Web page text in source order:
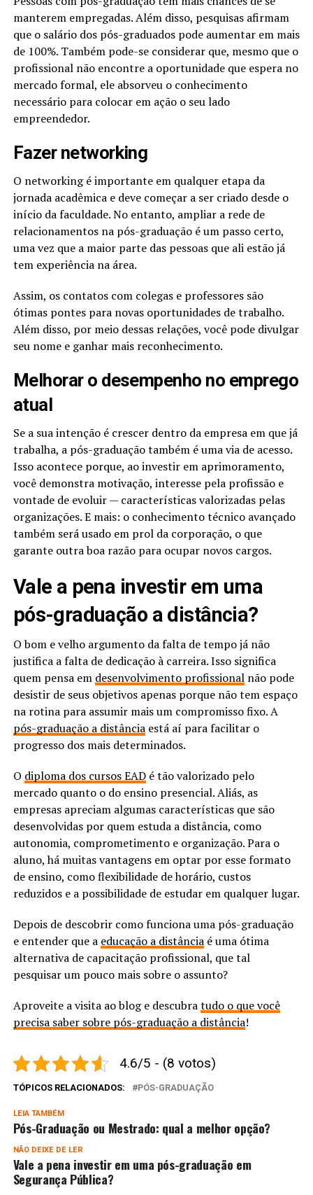
manterem empregadas. Além disso, pesquisas afirmam
que o salário dos pós-graduados pode aumentar em mais
de 100%. Também pode-se considerar que, mesmo que o
profissional não encontre a oportunidade que espera no
mercado formal, ele absorveu o conhecimento
necessário para colocar em ação o seu lado
empreendedor.
Fazer networking
O networking é importante em qualquer etapa da
jornada acadêmica e deve começar a ser criado desde o
início da faculdade. No entanto, ampliar a rede de
relacionamentos na pós-graduação é um passo certo,
uma vez que a maior parte das pessoas que ali estão já
tem experiência na área.
Assim, os contatos com colegas e professores são
ótimas pontes para novas oportunidades de trabalho.
Além disso, por meio dessas relações, você pode divulgar
seu nome e ganhar mais reconhecimento.
Melhorar o desempenho no emprego
atual
Se a sua intenção é crescer dentro da empresa em que já
trabalha, a pós-graduação também é uma via de acesso.
Isso acontece porque, ao investir em aprimoramento,
você demonstra motivação, interesse pela profissão e
vontade de evoluir — características valorizadas pelas
organizações. E mais: o conhecimento técnico avançado
também será usado em prol da corporação, o que
garante outra boa razão para ocupar novos cargos.
Vale a pena investir em uma
pós-graduação a distância?
O bom e velho argumento da falta de tempo já não
justifica a falta de dedicação à carreira. Isso significa
quem pensa em desenvolvimento profissionalnão pode
desistir de seus objetivos apenas porque não tem espaço
na rotina para assumir mais um compromisso fixo. A
pós-graduação a distânciaestá aí para facilitar o
progresso dos mais determinados.
O diploma dos cursos EADé tão valorizado pelo
mercado quanto o do ensino presencial. Aliás, as
empresas apreciam algumas características que são
desenvolvidas por quem estuda a distância, como
autonomia, comprometimento e organização. Para o
aluno, há muitas vantagens em optar por esse formato
de ensino, como flexibilidade de horário, custos
reduzidos e a possibilidade de estudar em qualquer lugar.
Depois de descobrir como funciona uma pós-graduação
e entender que a educação a distânciaé uma ótima
alternativa de capacitação profissional, que tal
pesquisar um pouco mais sobre o assunto?
Aproveite a visita ao blog e descubratudo o que você
precisa saber sobre pós-graduação a distância!
4.6/5 - (8 votos)
TÓPICOS RELACIONADOS: PÓS-GRADUAÇÃO
LEIA TAMBÉM
Pós-Graduação ou Mestrado: qual a melhor opção?
NÃO DEIXE DE LER
Vale a pena investir em uma pós-graduação em
Segurança Pública?